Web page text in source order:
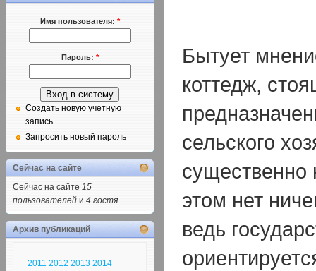
Бытует
коттедж,
сельского
этом нет
ведь
Имя пользователя: *
Пароль: *
Создать новую учетную
запись
Запросить новый пароль
Сейчас на сайте
Сейчас на сайте 15
пользователей и 4 гостя.
Архив публикаций
2011 2012 2013 2014